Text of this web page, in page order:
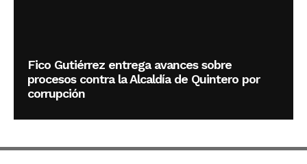
Fico Gutiérrez entrega avances sobre
procesos contra la Alcaldía de Quintero por
corrupción